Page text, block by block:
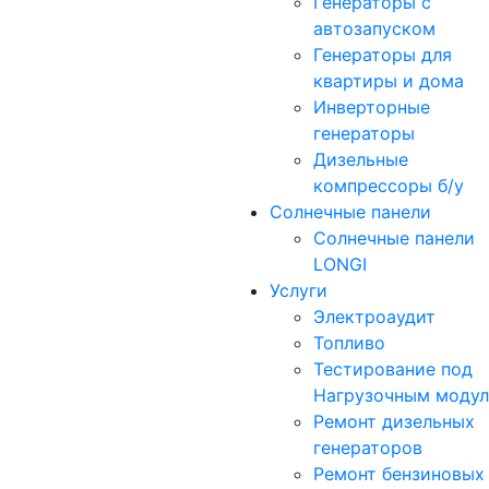
автозапуском
Генераторы для
квартиры и дома
Инверторные
генераторы
Дизельные
компрессоры б/у
Солнечные панели
Солнечные панели
LONGI
Услуги
Электроаудит
Топливо
Тестирование под
Нагрузочным
Ремонт дизельных
генераторов
Ремонт бензиновых